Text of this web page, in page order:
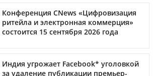
Конференция CNews «Цифровизация
ритейла и электронная коммерция»
состоится 15 сентября 2026 года
Индия угрожает Facebook* уголовкой
за удаление публикации премьер-